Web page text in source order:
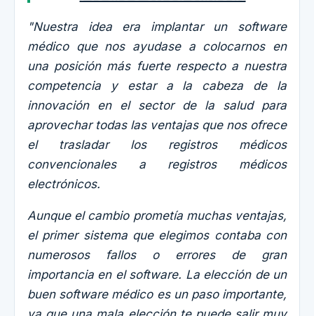
"Nuestra idea era implantar un software
médico que nos ayudase a colocarnos en
una posición más fuerte respecto a nuestra
competencia y estar a la cabeza de la
innovación en el sector de la salud para
aprovechar todas las ventajas que nos ofrece
el trasladar los registros médicos
convencionales a registros médicos
electrónicos.
Aunque el cambio prometía muchas ventajas,
el primer sistema que elegimos contaba con
numerosos fallos o errores de gran
importancia en el software. La elección de un
buen software médico es un paso importante,